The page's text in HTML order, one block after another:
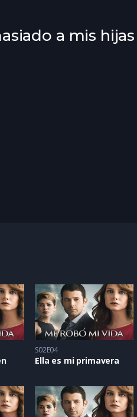
a mis hijas
S02E04
Ella es mi primavera